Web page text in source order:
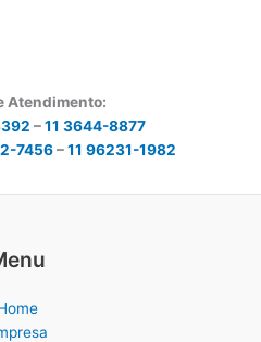
Atendimento:
–11 3644-8877
7456–11 96231-1982